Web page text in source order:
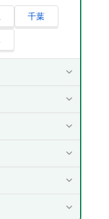
千葉